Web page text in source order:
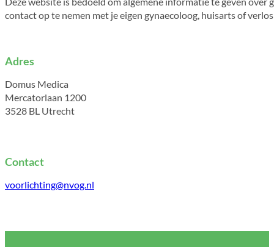
contact op te nemen met je eigen gynaecoloog, huisarts of
Adres
Domus Medica
Mercatorlaan 1200
3528 BL Utrecht
Contact
voorlichting@nvog.nl